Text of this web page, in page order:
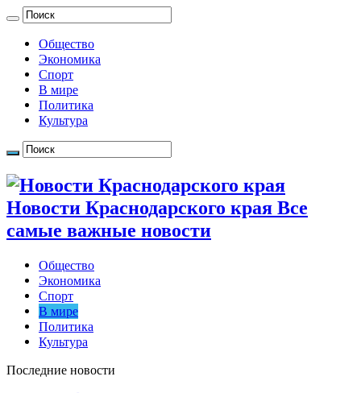
Общество
Экономика
Спорт
В мире
Политика
Культура
Новости Краснодарского края Все
самые важные новости
Общество
Экономика
Спорт
В мире
Политика
Культура
Последние новости